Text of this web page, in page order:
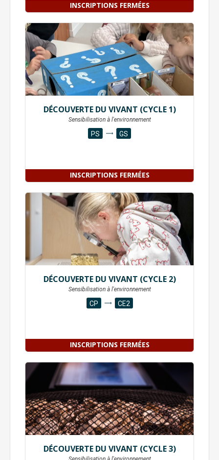
INSCRIPTIONS FERMÉES
INSCRIPTIONS FERMÉES
DÉCOUVERTE DU VIVANT (CYCLE 1)
Sensibilisation à l'environnement
PS GS
INSCRIPTIONS FERMÉES
DÉCOUVERTE DU VIVANT (CYCLE 2)
Sensibilisation à l'environnement
CP CE2
DÉCOUVERTE DU VIVANT (CYCLE 3)